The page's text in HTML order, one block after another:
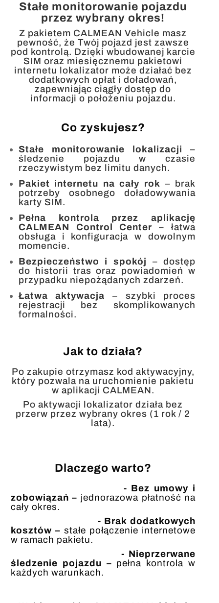
dla
lokalizatorówCALMEAN
Vehicle
Stałe monitorowanie pojazdu
przez wybrany okres!
Z pakietem CALMEAN Vehicle masz
pewność, że Twój pojazd jest zawsze
pod kontrolą. Dzięki wbudowanej karcie
SIM oraz miesięcznemu pakietowi
internetu lokalizator może działać bez
dodatkowych opłat i doładowań,
zapewniając ciągły dostęp do
informacji o położeniu pojazdu.
Co zyskujesz?
Stałe monitorowanie lokalizacji –
śledzenie pojazdu w czasie
rzeczywistym bez limitu danych.
Pakiet internetu na cały rok – brak
potrzeby osobnego doładowywania
karty SIM.
Pełna kontrola przez aplikację
CALMEAN Control Center – łatwa
obsługa i konfiguracja w dowolnym
momencie.
Bezpieczeństwo i spokój – dostęp
do historii tras oraz powiadomień w
przypadku niepożądanych zdarzeń.
Łatwa aktywacja – szybki proces
rejestracji bez skomplikowanych
formalności.
Jak to działa?
Po zakupie otrzymasz kod aktywacyjny,
który pozwala na uruchomienie pakietu
w aplikacji CALMEAN.
Po aktywacji lokalizator działa bez
przerw przez wybrany okres (1 rok / 2
lata).
Dlaczego warto?
- Bez umowy i
zobowiązań – jednorazowa płatność na
cały okres.
- Brak dodatkowych
kosztów – stałe połączenie internetowe
w ramach pakietu.
- Nieprzerwane
śledzenie pojazdu – pełna kontrola w
każdych warunkach.